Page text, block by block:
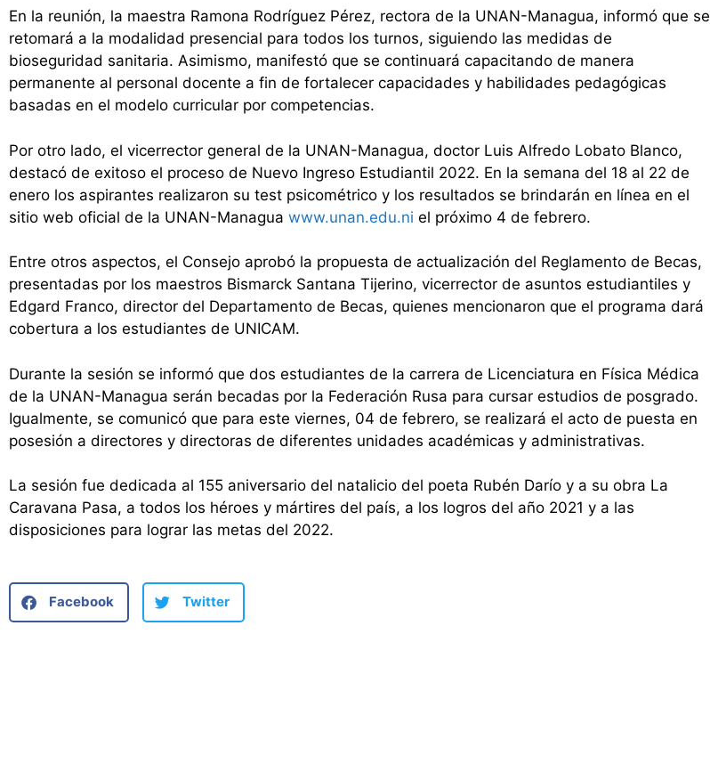
En la reunión, la maestra Ramona Rodríguez Pérez, rectora de la UNAN-Managua, informó que se
retomará a la modalidad presencial para todos los turnos, siguiendo las medidas de
bioseguridad sanitaria. Asimismo, manifestó que se continuará capacitando de manera
permanente al personal docente a fin de fortalecer capacidades y habilidades pedagógicas
basadas en el modelo curricular por competencias.
Por otro lado, el vicerrector general de la UNAN-Managua, doctor Luis Alfredo Lobato Blanco,
destacó de exitoso el proceso de Nuevo Ingreso Estudiantil 2022. En la semana del 18 al 22 de
enero los aspirantes realizaron su test psicométrico y los resultados se brindarán en línea en el
sitio web oficial de la UNAN-Managua www.unan.edu.ni el próximo 4 de febrero.
Entre otros aspectos, el Consejo aprobó la propuesta de actualización del Reglamento de Becas,
presentadas por los maestros Bismarck Santana Tijerino, vicerrector de asuntos estudiantiles y
Edgard Franco, director del Departamento de Becas, quienes mencionaron que el programa dará
cobertura a los estudiantes de UNICAM.
Durante la sesión se informó que dos estudiantes de la carrera de Licenciatura en Física Médica
de la UNAN-Managua serán becadas por la Federación Rusa para cursar estudios de posgrado.
Igualmente, se comunicó que para este viernes, 04 de febrero, se realizará el acto de puesta en
posesión a directores y directoras de diferentes unidades académicas y administrativas.
La sesión fue dedicada al 155 aniversario del natalicio del poeta Rubén Darío y a su obra La
Caravana Pasa, a todos los héroes y mártires del país, a los logros del año 2021 y a las
disposiciones para lograr las metas del 2022.
Facebook Twitter